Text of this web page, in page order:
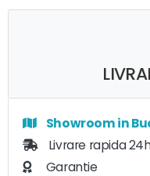
Showroom in
Livrare rapida
Garantie